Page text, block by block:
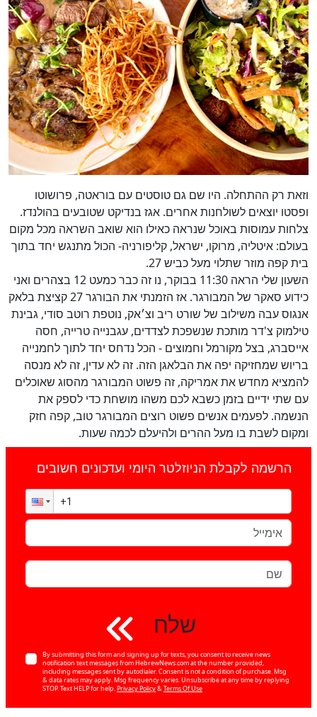
וזאת רק ההתחלה. היו שם גם טוסטים עם בוראטה, פרושוטו
ופסטו יוצאים לשולחנות אחרים. אגז בנדיקט שטובעים בהולנדז.
צלחות עמוסות באוכל שנראה כאילו הוא שואב השראה מכל מקום
בעולם: איטליה, מרוקו, ישראל, קליפורניה- הכול מתנגש יחד בתוך
בית קפה מוזר שתלוי מעל כביש 27.
השעון שלי הראה 11:30 בבוקר, נו זה כבר כמעט 12 בצהרים ואני
כידוע סאקר של המבורגר. אז הזמנתי את הבורגר 27 קציצת בלאק
אנגוס עבה משילוב של שורט ריב וצ׳אק, נוטפת רוטב סודי, גבינת
טילמוק צ'דר מותכת שנשפכת לצדדים, עגבנייה טרייה, חסה
אייסברג, בצל מקורמל וחמוצים - הכל נדחס יחד לתוך לחמנייה
בריוש שמחזיקה יפה את הבלאגן הזה. זה לא עדין, זה לא מנסה
להמציא מחדש את אמריקה, זה פשוט המבורגר מהסוג שאוכלים
עם שתי ידיים בזמן כשבא לכם משהו מושחת כדי לספק את
הנשמה. לפעמים אנשים פשוט רוצים המבורגר טוב, קפה חזק
ומקום לשבת בו מעל ההרים ולהיעלם לכמה שעות.
הרשמה לקבלת הניוזלטר היומי ועדכונים חשובים
שלח
By submitting this form and signing up for texts, you consent to receive news
notification text messages from HebrewNews.com at the number provided,
including messages sent by autodialer. Consent is not a condition of purchase. Msg
& data rates may apply. Msg frequency varies. Unsubscribe at any time by replying
STOP. Text HELP for help.Privacy Policy&Terms Of Use